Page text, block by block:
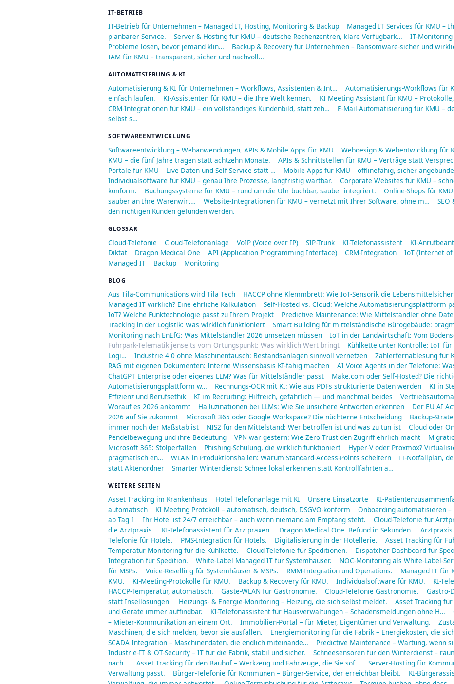
IT-BETRIEB
IT-Betrieb für Unternehmen – Managed IT, Hosting, Monitoring & Backup
Managed IT Services für KMU –
planbarer Service.
Server & Hosting für KMU – deutsche Rechenzentren, klare Verfügbark…
IT-
Probleme lösen, bevor jemand klin…
Backup & Recovery für Unternehmen – Ransomware-sicher und
IAM für KMU – transparent, sicher und nachvoll…
AUTOMATISIERUNG & KI
Automatisierung & KI für Unternehmen – Workflows, Assistenten & Int…
Automatisierungs-Workflows für
einfach laufen.
KI-Assistenten für KMU – die Ihre Welt kennen.
KI Meeting Assistant für KMU –
CRM-Integrationen für KMU – ein vollständiges Kundenbild, statt zeh…
E-Mail-Automatisierung für KMU –
selbst s…
SOFTWAREENTWICKLUNG
Softwareentwicklung – Webanwendungen, APIs & Mobile Apps für KMU Webdesign & Webentwicklung für
KMU – die fünf Jahre tragen statt achtzehn Monate.
APIs & Schnittstellen für KMU – Verträge statt
Portale für KMU – Live-Daten und Self-Service statt …
Mobile Apps für KMU – offlinefähig, sicher
Individualsoftware für KMU – genau Ihre Prozesse, langfristig wartbar.
Corporate Websites für KMU –
konform.
Buchungssysteme für KMU – rund um die Uhr buchbar, sauber integriert.
Online-Shops für
sauber an Ihre Warenwirt…
Website-Integrationen für KMU – vernetzt mit Ihrer Software, ohne m…
SEO
den richtigen Kunden gefunden werden.
GLOSSAR
Cloud-Telefonie Cloud-Telefonanlage VoIP (Voice over IP) SIP-Trunk KI-Telefonassistent KI-
Diktat
Dragon Medical One API (Application Programming Interface) CRM-Integration IoT (Internet of
Managed IT
Backup Monitoring
BLOG
Aus Tila-Communications wird Tila Tech HACCP ohne Klemmbrett: Wie IoT-Sensorik die
Managed IT wirklich? Eine ehrliche Kalkulation
Self-Hosted vs. Cloud: Welche Automatisierungsplattform
IoT? Welche Funktechnologie passt zu Ihrem Projekt
Predictive Maintenance: Wie Mittelständler ohne
Tracking in der Logistik: Was wirklich funktioniert
Smart Building für mittelständische Bürogebäude:
Monitoring nach EnEfG: Was Mittelständler 2026 umsetzen müssen
IoT in der Landwirtschaft: Vom
Fuhrpark-Telematik jenseits vom Ortungspunkt: Was wirklich Wert bringt
Kühlkette unter Kontrolle: IoT
Logi…
Industrie 4.0 ohne Maschinentausch: Bestandsanlagen sinnvoll vernetzen
Zählerfernablesung für
RAG mit eigenen Dokumenten: Interne Wissensbasis KI-fähig machen
AI Voice Agents in der Telefonie:
ChatGPT Enterprise oder eigenes LLM? Was für Mittelständler passt
Make.com oder Self-Hosted? Die
Automatisierungsplattform w…
Rechnungs-OCR mit KI: Wie aus PDFs strukturierte Daten werden
KI in
Effizienz und Berufsethik
KI im Recruiting: Hilfreich, gefährlich — und manchmal beides
Worauf es 2026 ankommt
Halluzinationen bei LLMs: Wie Sie unsichere Antworten erkennen
Der EU AI
2026 auf Sie zukommt
Microsoft 365 oder Google Workspace? Die nüchterne Entscheidung
Backup-
immer noch der Maßstab ist
NIS2 für den Mittelstand: Wer betroffen ist und was zu tun ist
Cloud oder
Pendelbewegung und ihre Bedeutung
VPN war gestern: Wie Zero Trust den Zugriff ehrlich macht
Microsoft 365: Stolperfallen
Phishing-Schulung, die wirklich funktioniert
Hyper-V oder Proxmox?
pragmatisch en…
WLAN in Produktionshallen: Warum Standard-Access-Points scheitern
IT-Notfallplan,
statt Aktenordner
Smarter Winterdienst: Schnee lokal erkennen statt Kontrollfahrten a…
WEITERE SEITEN
Asset Tracking im Krankenhaus Hotel Telefonanlage mit KI Unsere Einsatzorte
KI-
automatisch
KI Meeting Protokoll – automatisch, deutsch, DSGVO-konform
Onboarding automatisieren
ab Tag 1
Ihr Hotel ist 24/7 erreichbar – auch wenn niemand am Empfang steht. Cloud-Telefonie für
die Arztpraxis.
KI-Telefonassistent für Arztpraxen. Dragon Medical One. Befund in Sekunden.
Telefonie für Hotels.
PMS-Integration für Hotels. Digitalisierung in der Hotellerie.
Asset Tracking für
Temperatur-Monitoring für die Kühlkette.
Cloud-Telefonie für Speditionen. Dispatcher-Dashboard für
Integration für Spedition.
White-Label Managed IT für Systemhäuser. NOC-Monitoring als White-Label-
für MSPs.
Voice-Reselling für Systemhäuser & MSPs. RMM-Integration und Operations. Managed IT für
KMU.
KI-Meeting-Protokolle für KMU. Backup & Recovery für KMU. Individualsoftware für KMU.
KI-
HACCP-Temperatur, automatisch.
Gäste-WLAN für Gastronomie. Cloud-Telefonie Gastronomie.
Gastro-
statt Insellösungen.
Heizungs- & Energie-Monitoring – Heizung, die sich selbst meldet.
Asset Tracking
und Geräte immer auffindbar.
KI-Telefonassistent für Hausverwaltungen – Schadensmeldungen ohne H…
– Mieter-Kommunikation an einem Ort.
Immobilien-Portal – für Mieter, Eigentümer und Verwaltung.
Maschinen, die sich melden, bevor sie ausfallen.
Energiemonitoring für die Fabrik – Energiekosten, die
SCADA Integration – Maschinendaten, die endlich miteinande…
Predictive Maintenance – Wartung, wenn
Industrie-IT & OT-Security – IT für die Fabrik, stabil und sicher.
Schneesensoren für den Winterdienst –
nach…
Asset Tracking für den Bauhof – Werkzeug und Fahrzeuge, die Sie sof…
Server-Hosting für
Verwaltung passt.
Bürger-Telefonie für Kommunen – Bürger-Service, der erreichbar bleibt.
KI-